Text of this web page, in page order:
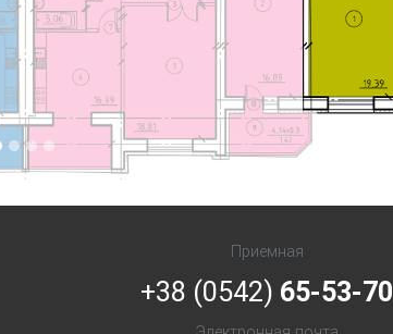
Приемная
+38 (0542) 65-53-70